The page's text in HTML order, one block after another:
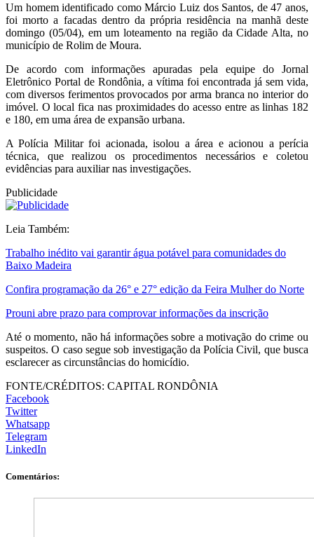
Um homem identificado como Márcio Luiz dos Santos, de 47 anos,
foi morto a facadas dentro da própria residência na manhã deste
domingo (05/04), em um loteamento na região da Cidade Alta, no
município de Rolim de Moura.
De acordo com informações apuradas pela equipe do Jornal
Eletrônico Portal de Rondônia, a vítima foi encontrada já sem vida,
com diversos ferimentos provocados por arma branca no interior do
imóvel. O local fica nas proximidades do acesso entre as linhas 182
e 180, em uma área de expansão urbana.
A Polícia Militar foi acionada, isolou a área e acionou a perícia
técnica, que realizou os procedimentos necessários e coletou
evidências para auxiliar nas investigações.
Publicidade
Leia Também:
Trabalho inédito vai garantir água potável para comunidades do
Baixo Madeira
Confira programação da 26° e 27° edição da Feira Mulher do Norte
Prouni abre prazo para comprovar informações da inscrição
Até o momento, não há informações sobre a motivação do crime ou
suspeitos. O caso segue sob investigação da Polícia Civil, que busca
esclarecer as circunstâncias do homicídio.
FONTE/CRÉDITOS: CAPITAL RONDÔNIA
Facebook
Twitter
Whatsapp
Telegram
LinkedIn
Comentários: